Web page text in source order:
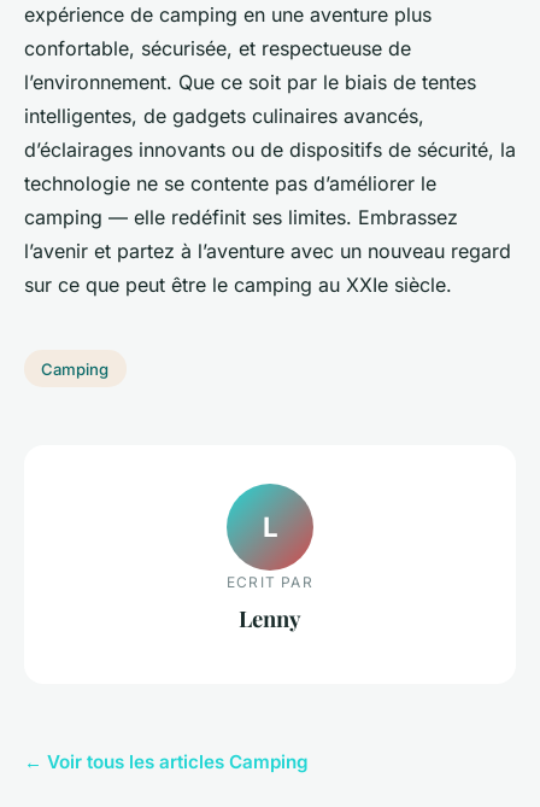
expérience de camping en une aventure plus
confortable, sécurisée, et respectueuse de
l’environnement. Que ce soit par le biais de tentes
intelligentes, de gadgets culinaires avancés,
d’éclairages innovants ou de dispositifs de sécurité, la
technologie ne se contente pas d’améliorer le
camping — elle redéfinit ses limites. Embrassez
l’avenir et partez à l’aventure avec un nouveau regard
sur ce que peut être le camping au XXIe siècle.
Camping
L
ECRIT PAR
Lenny
← Voir tous les articles Camping